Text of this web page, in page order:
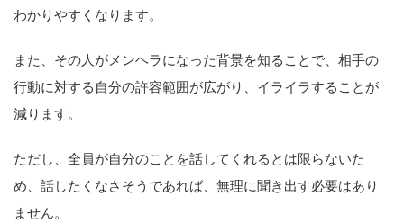
わかりやすくなります。
また、その人がメンヘラになった背景を知ることで、相手の
行動に対する自分の許容範囲が広がり、イライラすることが
減ります。
ただし、全員が自分のことを話してくれるとは限らないた
め、話したくなさそうであれば、無理に聞き出す必要はあり
ません。